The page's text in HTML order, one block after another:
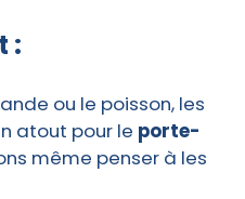
:
ou le poisson, les
atout pour le porte-
même penser à les